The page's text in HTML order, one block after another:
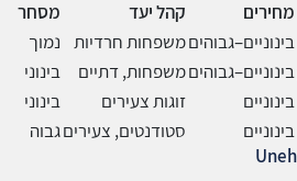
מחירים קהל יעד
מסחר
בינוניים–גבוהיםמשפחות חרדיות נמוך
בינוניים–גבוהיםמשפחות, דתיים
בינוני
בינוניים זוגות צעירים
בינוני
בינוניים סטודנטים, צעיריםגבוה